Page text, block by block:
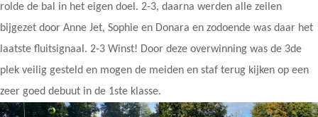
rolde de bal in het eigen doel. 2-3, daarna werden alle zeilen
bijgezet door Anne Jet, Sophie en Donara en zodoende was daar het
laatste fluitsignaal. 2-3 Winst! Door deze overwinning was de 3de
plek veilig gesteld en mogen de meiden en staf terug kijken op een
zeer goed debuut in de 1ste klasse.